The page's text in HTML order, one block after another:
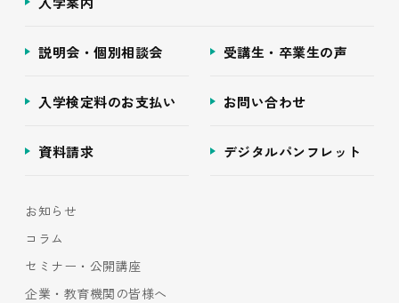
説明会・個別相談会 受講生・卒業生の声
入学検定料のお支払い お問い合わせ
資料請求 デジタルパンフレット
お知らせ
コラム
セミナー・公開講座
企業・教育機関の皆様へ